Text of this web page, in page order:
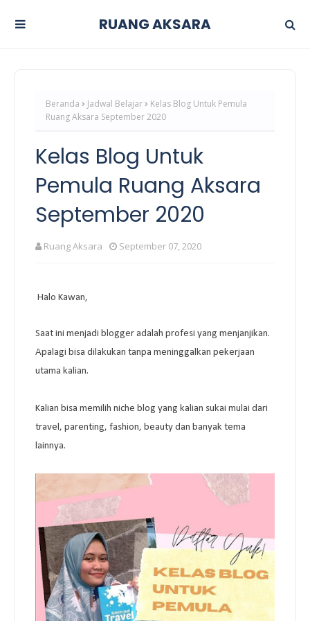
RUANG AKSARA
Beranda Jadwal Belajar
Kelas Blog Untuk Pemula
Ruang Aksara September 2020
Kelas Blog Untuk
Pemula Ruang Aksara
September 2020
Ruang Aksara September 07, 2020
Halo Kawan,
Saat ini menjadi blogger adalah profesi yang menjanjikan.
Apalagi bisa dilakukan tanpa meninggalkan pekerjaan
utama kalian.
Kalian bisa memilih niche blog yang kalian sukai mulai dari
travel, parenting, fashion, beauty dan banyak tema
lainnya.